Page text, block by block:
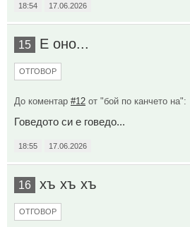
18:54 17.06.2026
15 Е оно...
ОТГОВОР
До коментар #12 от "бой по канчето на":
Говедото си е говедо...
18:55 17.06.2026
16 хъ хъ хъ
ОТГОВОР